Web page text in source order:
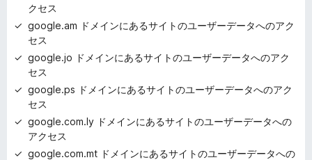
クセス
google.am ドメインにあるサイトのユーザーデータへのアク
セス
google.jo ドメインにあるサイトのユーザーデータへのアク
セス
google.ps ドメインにあるサイトのユーザーデータへのアク
セス
google.com.ly ドメインにあるサイトのユーザーデータへの
アクセス
google.com.mt ドメインにあるサイトのユーザーデータへの